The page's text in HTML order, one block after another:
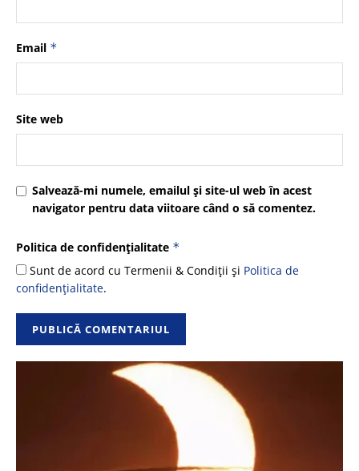
Email *
Site web
Salvează-mi numele, emailul și site-ul web în acest
navigator pentru data viitoare când o să comentez.
Politica de confidențialitate *
Sunt de acord cu Termenii & Condiții și Politica de
confidențialitate.